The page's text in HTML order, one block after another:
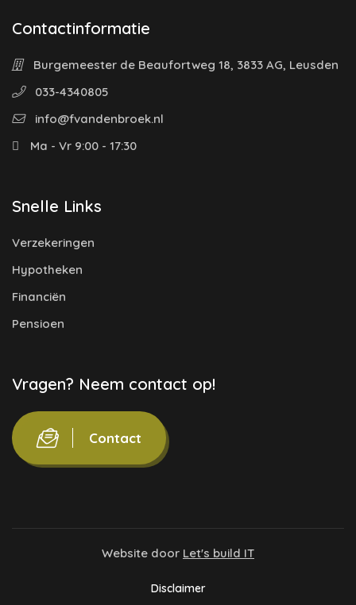
Contactinformatie
Burgemeester de Beaufortweg 18, 3833 AG, Leusden
033-4340805
info@fvandenbroek.nl
Ma - Vr 9:00 - 17:30
Snelle Links
Verzekeringen
Hypotheken
Financiën
Pensioen
Vragen? Neem contact op!
Contact
Website door Let's build IT
Disclaimer